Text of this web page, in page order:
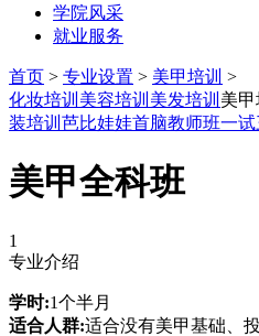
学院风采
就业服务
首页 > 专业设置 > 美甲培训 >
化妆培训 美容培训 美发培训 美甲
装培训 芭比娃娃首脑教师班一试
美甲全科班
1
专业介绍
学时:1个半月
适合人群:适合没有美甲基础、